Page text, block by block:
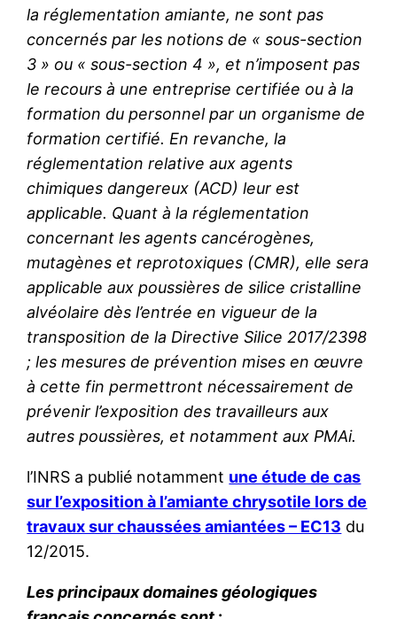
la réglementation amiante, ne sont pas
concernés par les notions de « sous-section
3 » ou « sous-section 4 », et n’imposent pas
le recours à une entreprise certifiée ou à la
formation du personnel par un organisme de
formation certifié. En revanche, la
réglementation relative aux agents
chimiques dangereux (ACD) leur est
applicable. Quant à la réglementation
concernant les agents cancérogènes,
mutagènes et reprotoxiques (CMR), elle sera
applicable aux poussières de silice cristalline
alvéolaire dès l’entrée en vigueur de la
transposition de la Directive Silice 2017/2398
; les mesures de prévention mises en œuvre
à cette fin permettront nécessairement de
prévenir l’exposition des travailleurs aux
autres poussières, et notamment aux PMAi.
l’INRS a publié notamment une étude de cas
sur l’exposition à l’amiante chrysotile lors de
travaux sur chaussées amiantées – EC13 du
12/2015.
Les principaux domaines géologiques